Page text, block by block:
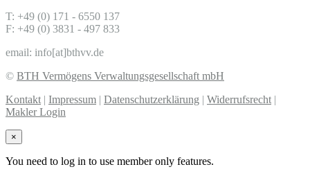
T: +49 (0) 171 - 6550 137
F: +49 (0) 3831 - 497 833
email: info[at]bthvv.de
© BTH Vermögens Verwaltungsgesellschaft mbH
Kontakt | Impressum | Datenschutzerklärung | Widerrufsrecht |
Makler Login
×
You need to log in to use member only features.